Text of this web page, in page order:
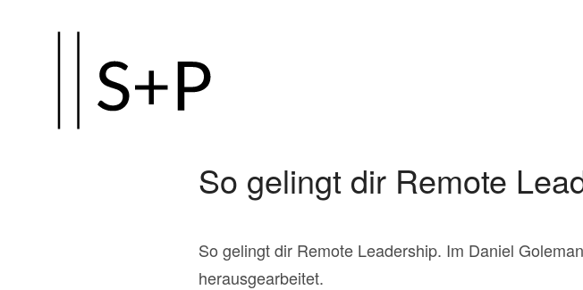
Hauptinhalt
So gelingt dir Remote
So gelingt dir Remote Leadership. Im Daniel
herausgearbeitet.